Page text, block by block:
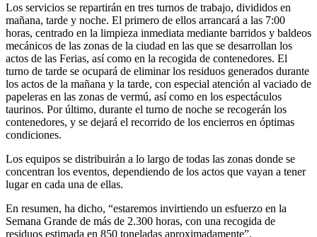
Los servicios se repartirán en tres turnos de trabajo, divididos en
mañana, tarde y noche. El primero de ellos arrancará a las 7:00
horas, centrado en la limpieza inmediata mediante barridos y baldeos
mecánicos de las zonas de la ciudad en las que se desarrollan los
actos de las Ferias, así como en la recogida de contenedores. El
turno de tarde se ocupará de eliminar los residuos generados durante
los actos de la mañana y la tarde, con especial atención al vaciado de
papeleras en las zonas de vermú, así como en los espectáculos
taurinos. Por último, durante el turno de noche se recogerán los
contenedores, y se dejará el recorrido de los encierros en óptimas
condiciones.
Los equipos se distribuirán a lo largo de todas las zonas donde se
concentran los eventos, dependiendo de los actos que vayan a tener
lugar en cada una de ellas.
En resumen, ha dicho, “estaremos invirtiendo un esfuerzo en la
Semana Grande de más de 2.300 horas, con una recogida de
residuos estimada en 850 toneladas aproximadamente”.